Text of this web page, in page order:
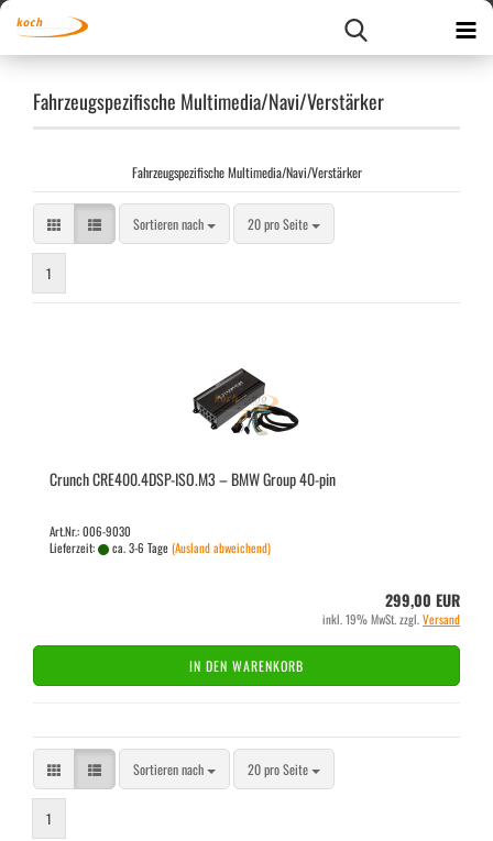
Fahrzeugspezifische Multimedia/Navi/Verstärker
Fahrzeugspezifische Multimedia/Navi/Verstärker
Sortieren nach
Sortieren nach 20 pro Seite
pro Seite
1
Crunch CRE400.4DSP-​ISO.M3 – BMW Group 40-​pin
Art.Nr.: 006-9030
Lieferzeit:
ca. 3-6 Tage(Ausland abweichend)
299,00 EUR
inkl. 19% MwSt. zzgl.Versand
IN DEN WARENKORB
Sortieren nach
Sortieren nach 20 pro Seite
pro Seite
1